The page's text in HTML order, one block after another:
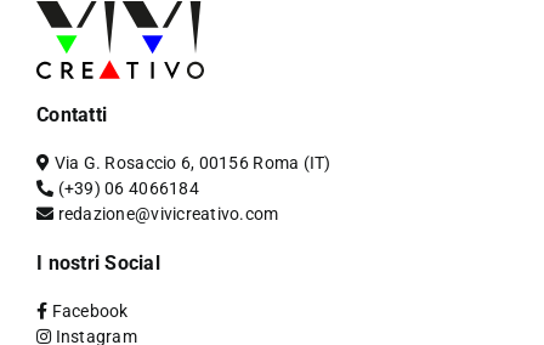
Contatti
Via G. Rosaccio 6, 00156 Roma (IT)
(+39) 06 4066184
redazione@vivicreativo.com
I nostri Social
Facebook
Instagram